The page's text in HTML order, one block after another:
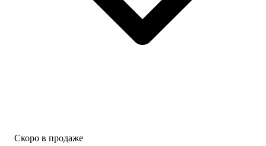
Скоро в продаже